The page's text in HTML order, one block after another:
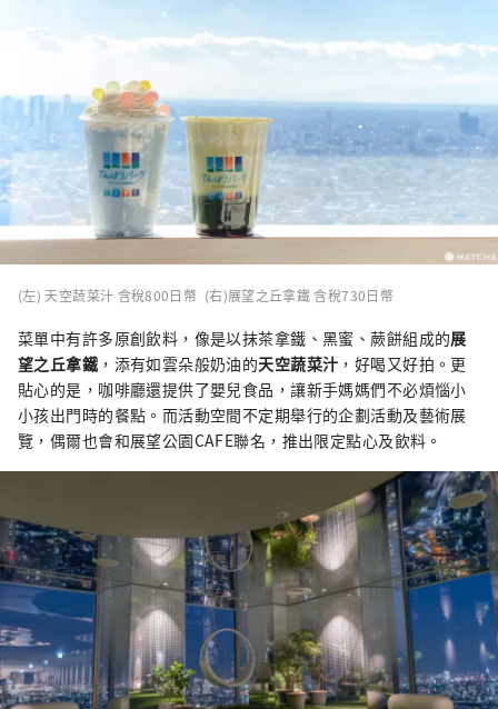
(左) 天空蔬菜汁 含稅800日幣 (右)展望之丘拿鐵 含稅730日幣
菜單中有許多原創飲料，像是以抹茶拿鐵、黑蜜、蕨餅組成的展
望之丘拿鐵 ，添有如雲朵般奶油的天空蔬菜汁 ，好喝又好拍。更
貼心的是，咖啡廳還提供了嬰兒食品，讓新手媽媽們不必煩惱小
小孩出門時的餐點。而活動空間不定期舉行的企劃活動及藝術展
覽，偶爾也會和展望公園CAFE聯名，推出限定點心及飲料。